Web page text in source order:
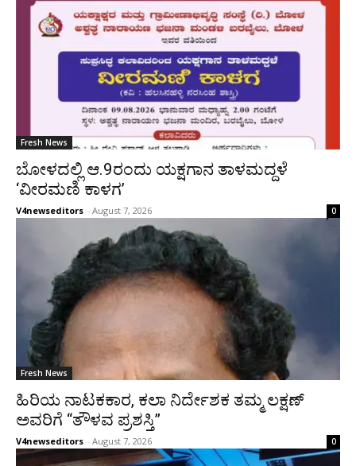
Fresh News
ಬೋಳದಲ್ಲಿ ಆ.9ರಂದು ಯಕ್ಷಗಾನ ತಾಳಮದ್ದಳೆ
‘ವೀರಮಣಿ ಕಾಳಗ’
V4newseditors - August 7, 2026 0
Fresh News
ಹಿರಿಯ ನಾಟಕಕಾರ, ಕಲಾ ನಿರ್ದೇಶಕ ತಮ್ಮ ಲಕ್ಷಣ್
ಅವರಿಗೆ “ತೌಳವ ಪ್ರಶಸ್ತಿ”
V4newseditors - August 7, 2026 0